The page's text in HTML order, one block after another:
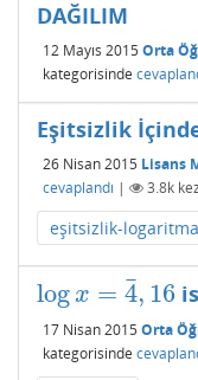
DAĞILIM
12 Mayıs 2015 Orta
kategorisinde
Eşitsizlik
26 Nisan 2015 Lisans
cevaplandı | 3.8k
eşitsizlik-logaritma
logx = 4
¯, 16
logx= 4¯, 16
17 Nisan 2015 Orta
kategorisinde